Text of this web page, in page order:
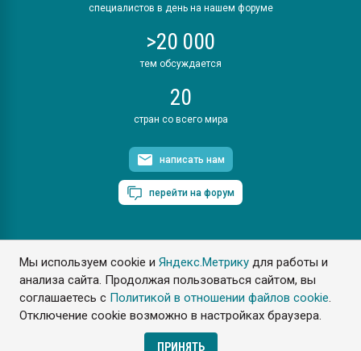
Мы используем cookie иЯндекс.Метрику для работы и
анализа сайта. Продолжая пользоваться сайтом, вы
соглашаетесь с Политикой в отношении файлов cookie.
Отключение cookie возможно в настройках браузера.
ПРИНЯТЬ
специалистов в день на нашем форуме
>20 000
тем обсуждается
20
стран со всего мира
написать нам
перейти на форум
ПластЭксперт © 2006. Все права защищены
Разрешается копирование материалов сайта с обязательной
ссылкой на www.e-plastic.ru
Разработка сайта